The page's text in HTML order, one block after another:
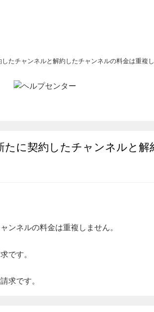
たチャンネルと解約したチャンネルの料金は重複
たに契約したチャンネルと
ンネルの料金は重複しません。
です。
求です。